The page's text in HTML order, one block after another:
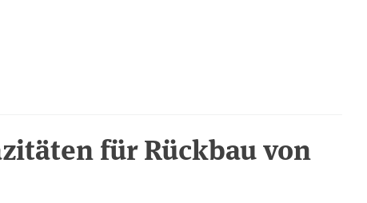
für Rückbau von